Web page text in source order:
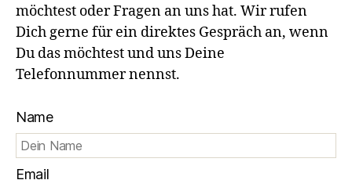
möchtest oder Fragen an uns hat. Wir rufen
Dich gerne für ein direktes Gespräch an, wenn
Du das möchtest und uns Deine
Telefonnummer nennst.
Name
Email